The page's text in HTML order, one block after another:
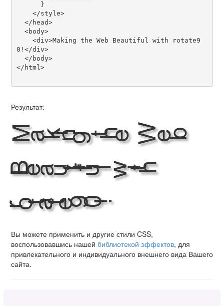
0!</div>
</html>
Результат:
Making the Web
Beautiful with
rotate90!
Вы можете применить и другие стили CSS,
воспользовавшись нашей библиотекой эффектов, для
привлекательного и индивидуального внешнего вида Вашего
сайта.